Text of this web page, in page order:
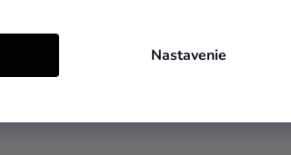
Nastavenie